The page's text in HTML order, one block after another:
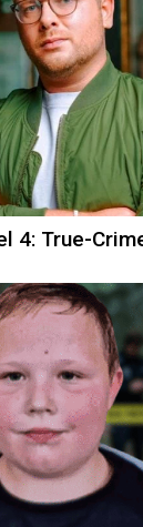
4: True-